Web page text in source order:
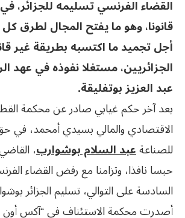
القضاء الفرنسي تسليمه للجزائر،
قانونا، وهو ما يفتح المجال لطرق
أجل تجميد ما اكتسبه بطريقة غير
الجزائريين، مستغلا نفوذه في عهد
عبد العزيز بوتفليقة.
بعد آخر حكم غيابي صادر عن محكمة
الاقتصادي والمالي بسيدي أمحمد، في
للصناعةعبد السلام بوشوارب
حبسا نافذا، وتزامنا مع رفض القضاء
السادسة على التوالي، تسليم الجزائر
أصدرت محكمة الاستئناف في “آكس